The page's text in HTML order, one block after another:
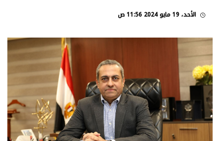
الأحد، 19 مايو 2024 11:56 ص